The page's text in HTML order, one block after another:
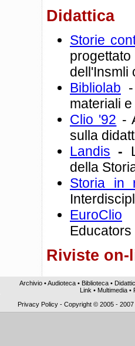
Didattica
Storie
dell'Insmli
Bibliolab
materiali
Clio '92 -
sulla
Landis -
della
Storia in
EuroClio
Educators
Riviste
Archivio •Audioteca • Biblioteca •
Link • Multimedia •
Privacy Policy -Copyright © 2005 -